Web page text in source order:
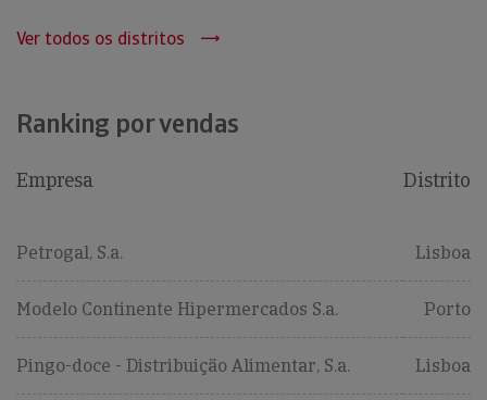
Ver todos os distritos
Ranking por vendas
Empresa Distrito
Petrogal, S.a. Lisboa
Modelo Continente Hipermercados S.a. Porto
Pingo-doce - Distribuição Alimentar, S.a. Lisboa